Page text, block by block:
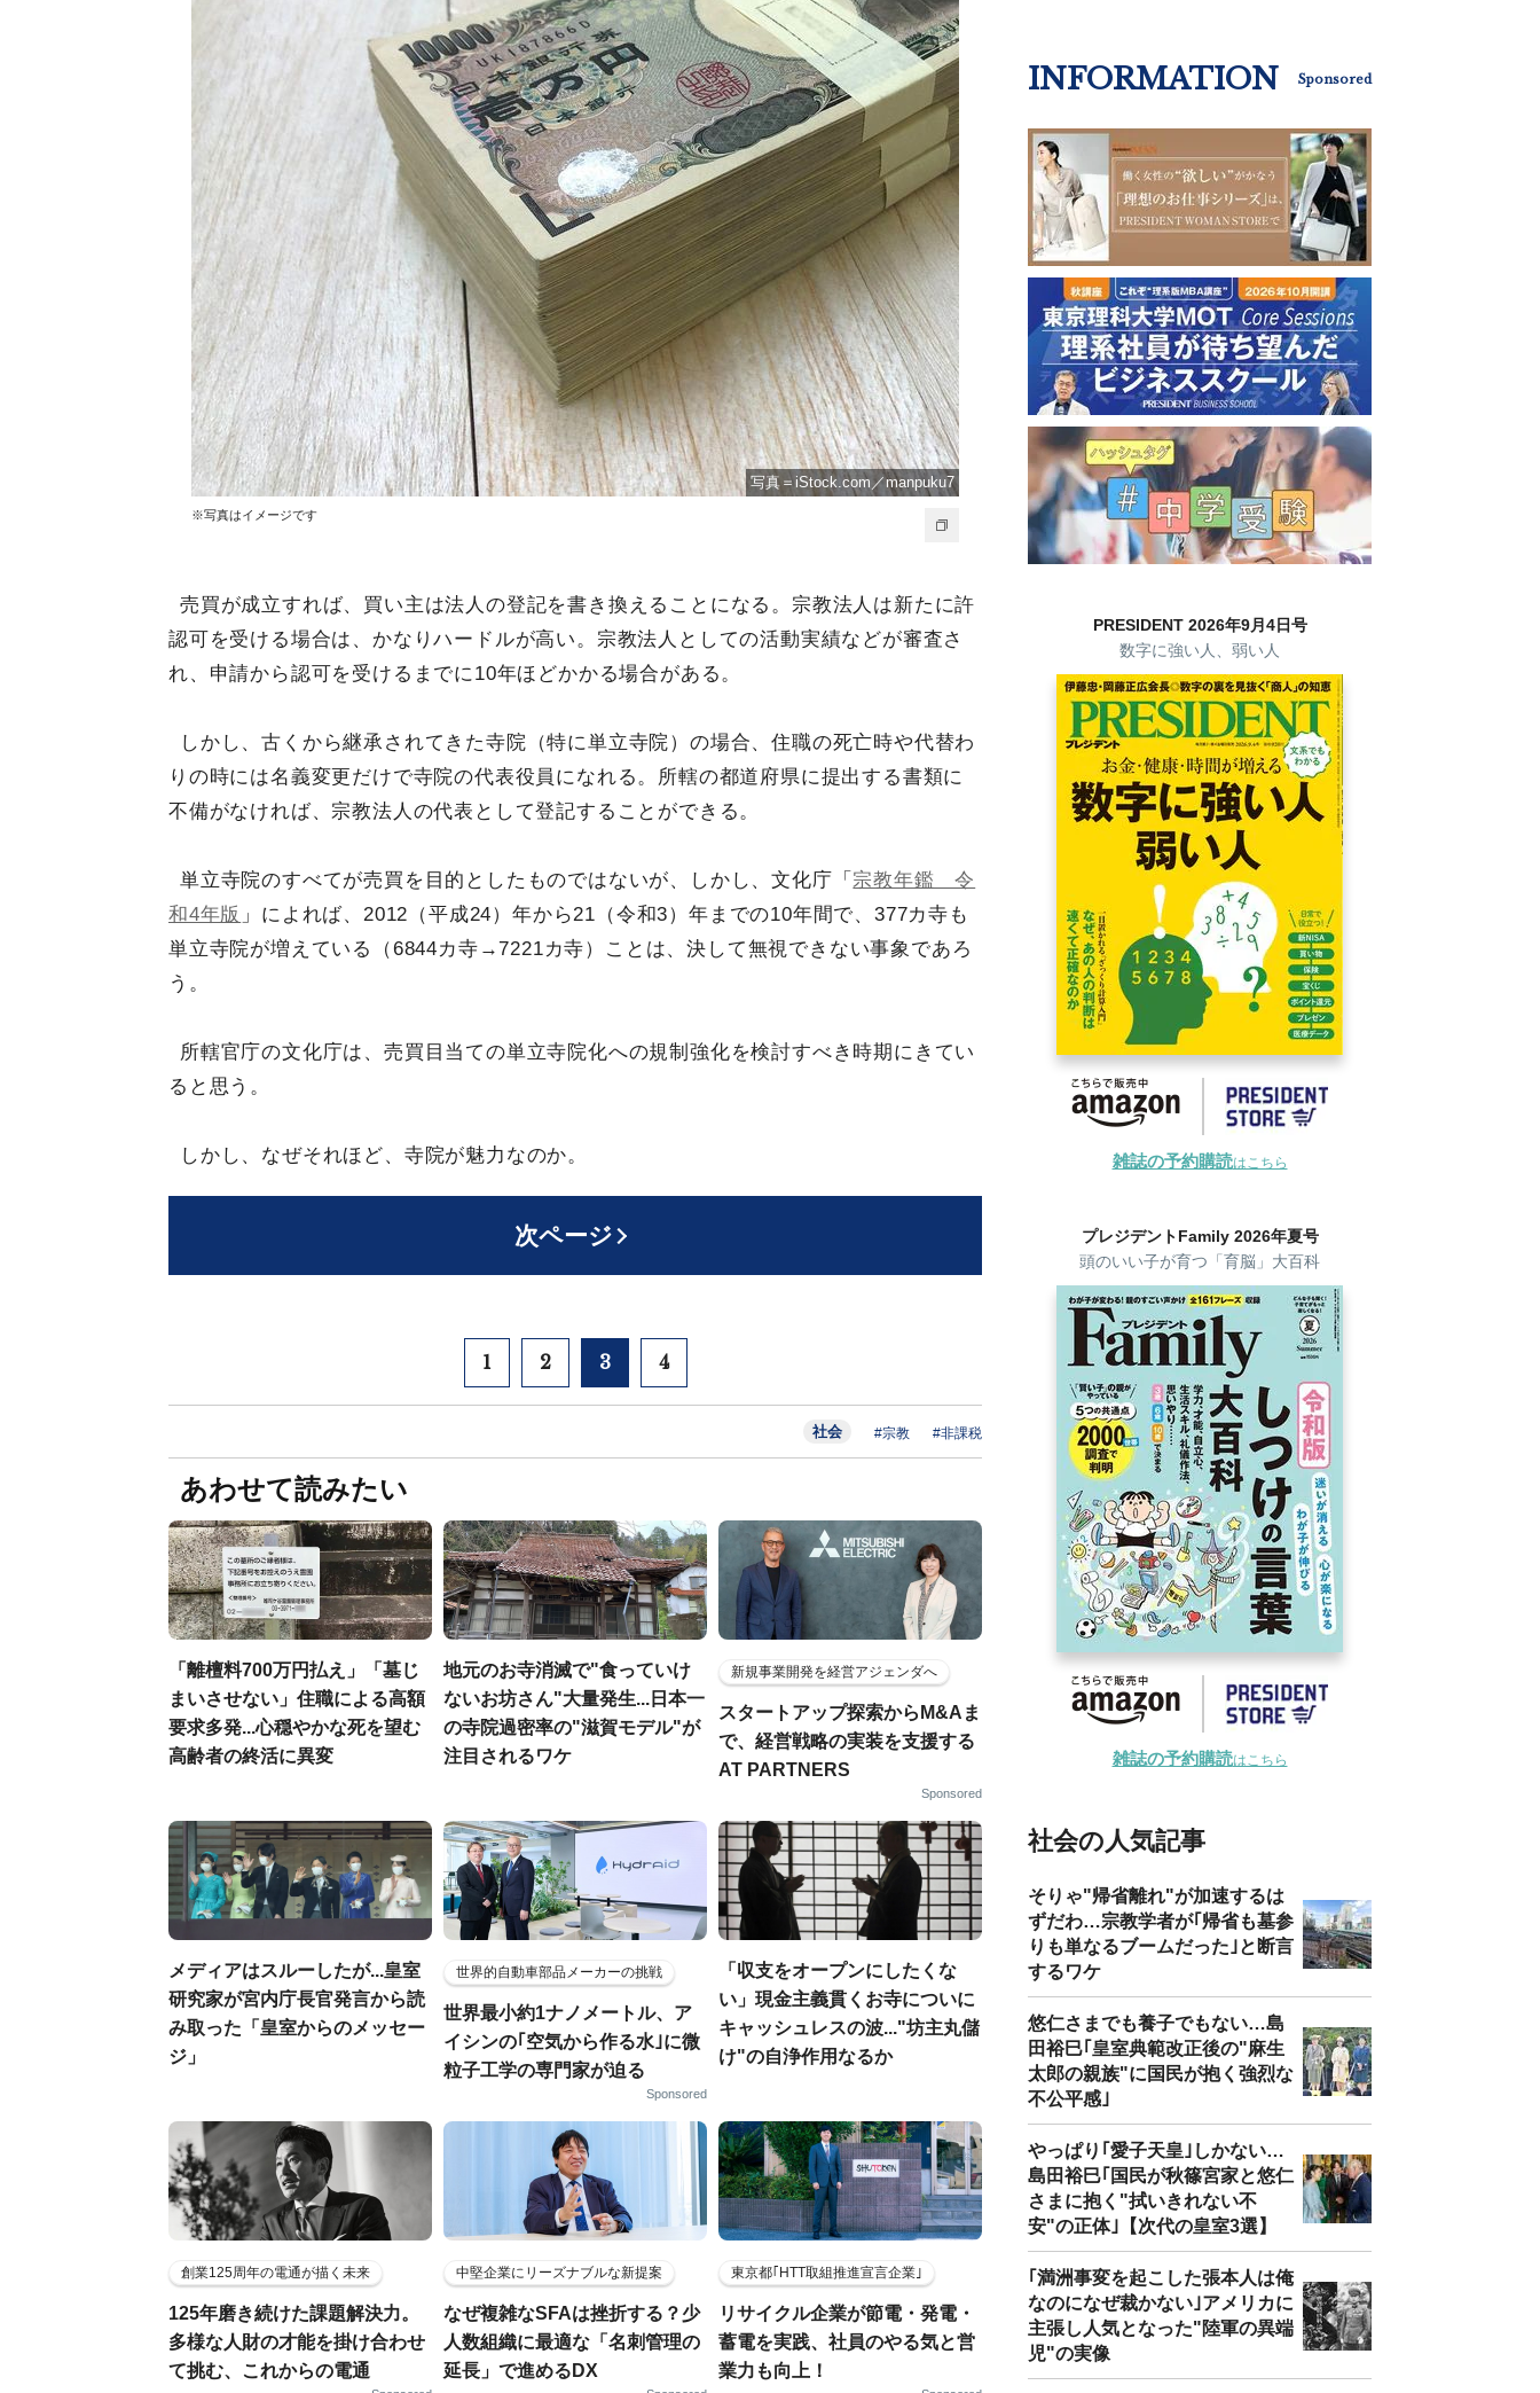
写真＝iStock.com／manpuku7
※写真はイメージです
売買が成立すれば、買い主は法人の登記を書き換えることになる。宗教法人は新たに許
認可を受ける場合は、かなりハードルが高い。宗教法人としての活動実績などが審査さ
れ、申請から認可を受けるまでに10年ほどかかる場合がある。
しかし、古くから継承されてきた寺院（特に単立寺院）の場合、住職の死亡時や代替わ
りの時には名義変更だけで寺院の代表役員になれる。所轄の都道府県に提出する書類に
不備がなければ、宗教法人の代表として登記することができる。
単立寺院のすべてが売買を目的としたものではないが、しかし、文化庁「 宗教年鑑 令
和4年版 」によれば、2012（平成24）年から21（令和3）年までの10年間で、377カ寺も
単立寺院が増えている（6844カ寺→7221カ寺）ことは、決して無視できない事象であろ
う。
所轄官庁の文化庁は、売買目当ての単立寺院化への規制強化を検討すべき時期にきてい
ると思う。
しかし、なぜそれほど、寺院が魅力なのか。
次ページ
1 2 3 4
社会 #宗教 #非課税
あわせて読みたい
「離檀料700万円払え」「墓じ
まいさせない」住職による高額
要求多発...心穏やかな死を望む
高齢者の終活に異変
地元のお寺消滅で"食っていけ
ないお坊さん"大量発生...日本一
の寺院過密率の"滋賀モデル"が
注目されるワケ
新規事業開発を経営アジェンダへ
スタートアップ探索からM&Aま
で、経営戦略の実装を支援する
AT PARTNERS
Sponsored
メディアはスルーしたが...皇室
研究家が宮内庁長官発言から読
み取った「皇室からのメッセー
ジ」
世界的自動車部品メーカーの挑戦
世界最小約1ナノメートル、ア
イシンの｢空気から作る水｣に微
粒子工学の専門家が迫る
Sponsored
「収支をオープンにしたくな
い」現金主義貫くお寺についに
キャッシュレスの波..."坊主丸儲
け"の自浄作用なるか
創業125周年の電通が描く未来
125年磨き続けた課題解決力。
多様な人財の才能を掛け合わせ
て挑む、これからの電通
中堅企業にリーズナブルな新提案
なぜ複雑なSFAは挫折する？少
人数組織に最適な「名刺管理の
延長」で進めるDX
東京都｢HTT取組推進宣言企業｣
リサイクル企業が節電・発電・
蓄電を実践、社員のやる気と営
業力も向上！
INFORMATION Sponsored
PRESIDENT 2026年9月4日号
数字に強い人、弱い人
雑誌の予約購読はこちら
プレジデントFamily 2026年夏号
頭のいい子が育つ「育脳」大百科
雑誌の予約購読はこちら
社会の人気記事
そりゃ"帰省離れ"が加速するは
ずだわ…宗教学者が｢帰省も墓参
りも単なるブームだった｣と断言
するワケ
悠仁さまでも養子でもない…島
田裕巳｢皇室典範改正後の"麻生
太郎の親族"に国民が抱く強烈な
不公平感｣
やっぱり｢愛子天皇｣しかない…
島田裕巳｢国民が秋篠宮家と悠仁
さまに抱く"拭いきれない不
安"の正体｣【次代の皇室3選】
｢満洲事変を起こした張本人は俺
なのになぜ裁かない｣アメリカに
主張し人気となった"陸軍の異端
児"の実像